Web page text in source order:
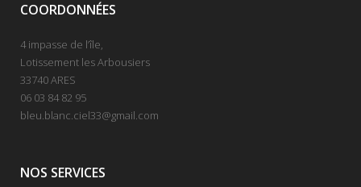
COORDONNÉES
4 impasse de l’île,
Lotissement les Arbousiers
33740 ARES
06 03 84 82 95
bleu.blanc.ciel33@gmail.com
NOS SERVICES